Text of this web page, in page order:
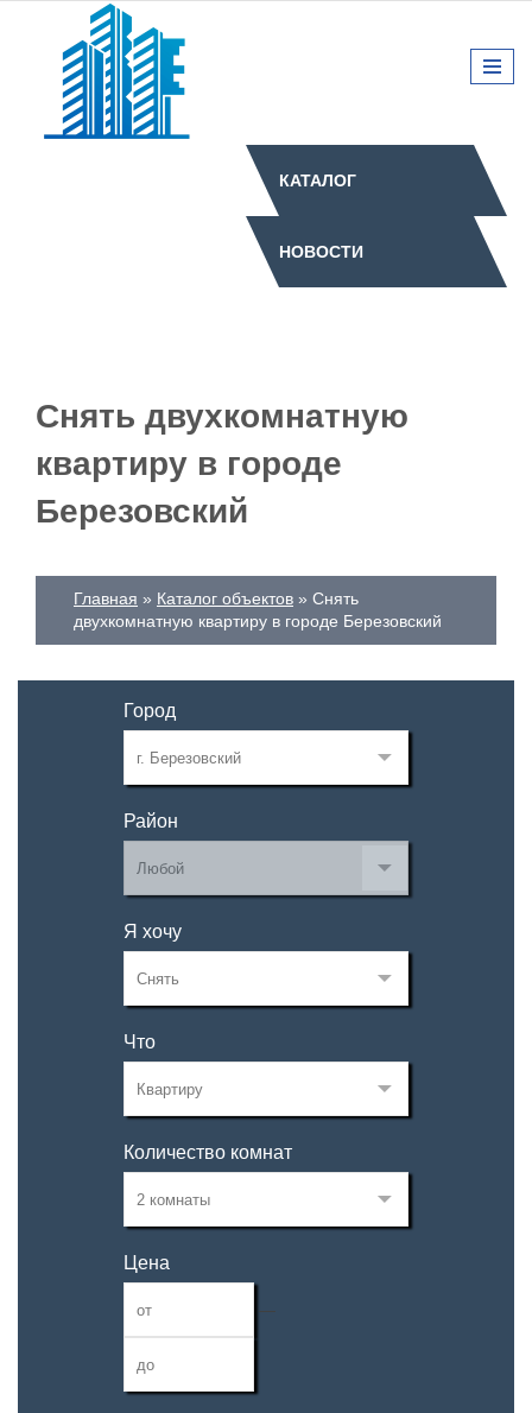
КАТАЛОГ
НОВОСТИ
Снять двухкомнатную
квартиру в городе
Березовский
Главная Каталог объектов
Снять
двухкомнатную квартиру в городе Березовский
Город
Район
Я хочу
Что
Количество комнат
Цена
—